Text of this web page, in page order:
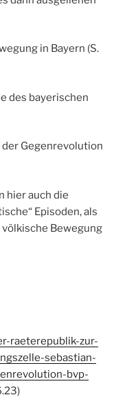
in Bayern (S.
des bayerischen
Gegenrevolution
hier auch die
Episoden, als
Bewegung
raeterepublik-zur-
sebastian-
bvp-